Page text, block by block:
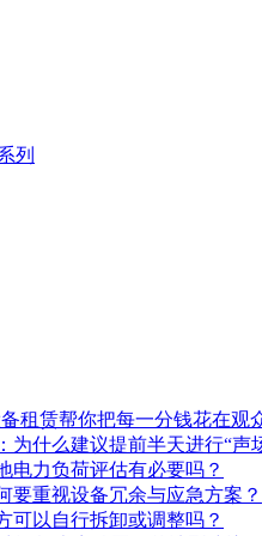
列
租赁帮你把每一分钱花在观
为什么建议提前半天进行“声
电力负荷评估有必要吗？
要重视设备冗余与应急方案？
可以自行拆卸或调整吗？